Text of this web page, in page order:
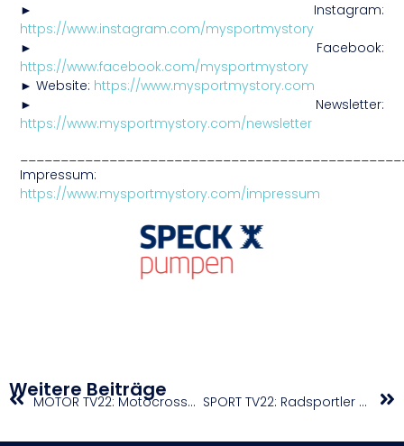
► Instagram:
https://www.instagram.com/mysportmystory
► Facebook:
https://www.facebook.com/mysportmystory
► Website: https://www.mysportmystory.com
► Newsletter:
https://www.mysportmystory.com/newsletter
Impressum:
https://www.mysportmystory.com/impressum
Weitere Beiträge MOTOR TV22: Motocrosser Peter Scheyrer spricht über seine Saison 2023 SPORT TV22: Radsportler Maxi Kirschner im Interview